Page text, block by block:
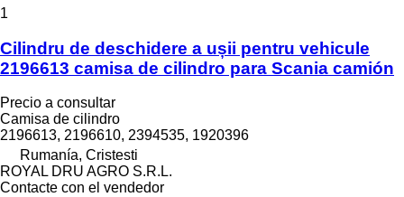
1
Cilindru de deschidere a ușii pentru vehicule
2196613 camisa de cilindro para Scania camión
Precio a consultar
Camisa de cilindro
2196613, 2196610, 2394535, 1920396
Rumanía, Cristesti
ROYAL DRU AGRO S.R.L.
Contacte con el vendedor